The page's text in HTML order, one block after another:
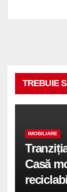
TREBUIE
IMOBILIARE
Casă